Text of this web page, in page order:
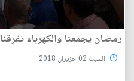
رمضان يجمعنا والكهرباء تفرقنا
السبت 02 حزيران 2018